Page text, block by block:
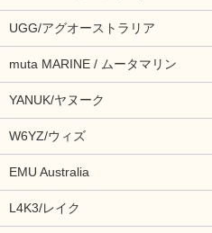
UGG/アグオーストラリア
muta MARINE / ムータマリン
YANUK/ヤヌーク
W6YZ/ウィズ
EMU Australia
L4K3/レイク